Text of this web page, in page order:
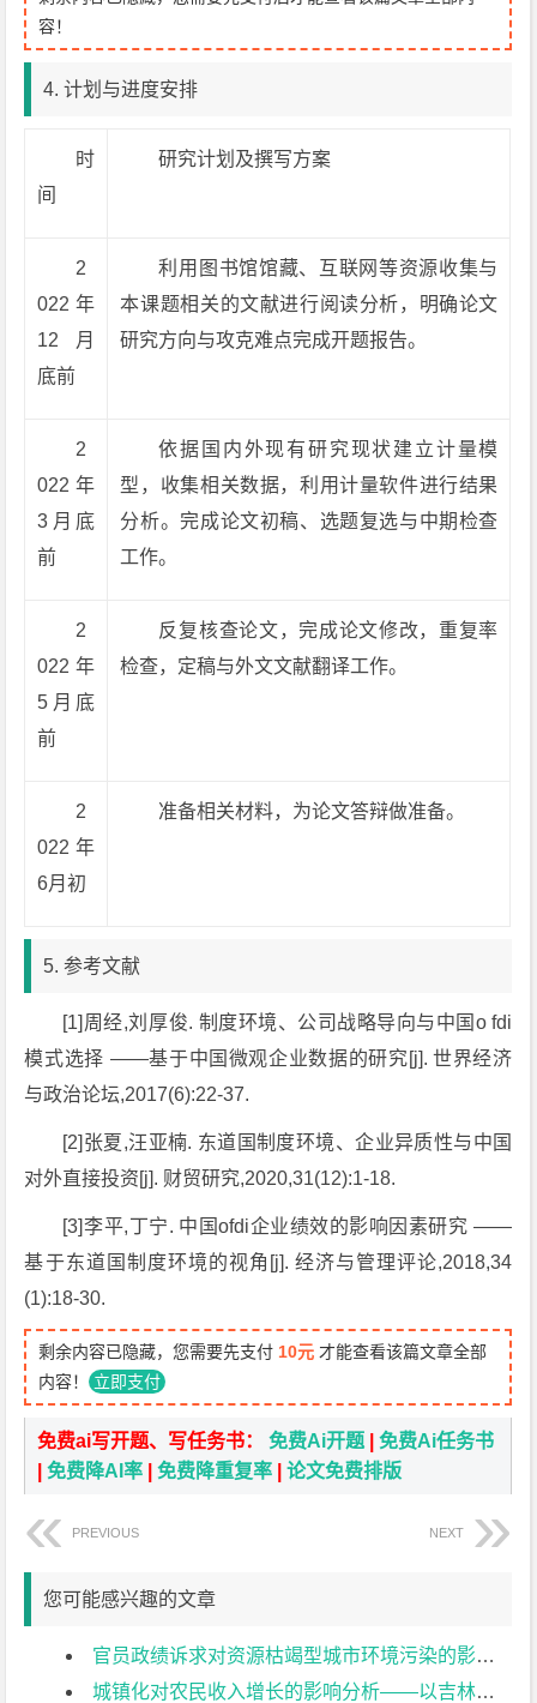
容！
4. 计划与进度安排
时
间
研究计划及撰写方案
2
022年
12月
底前
利用图书馆馆藏、互联网等资源收集与
本课题相关的文献进行阅读分析，明确论文
研究方向与攻克难点完成开题报告。
2
022年
3月底
前
依据国内外现有研究现状建立计量模
型，收集相关数据，利用计量软件进行结果
分析。完成论文初稿、选题复选与中期检查
工作。
2
022年
5月底
前
反复核查论文，完成论文修改，重复率
检查，定稿与外文文献翻译工作。
2
022年
6月初
准备相关材料，为论文答辩做准备。
5. 参考文献
[1]周经,刘厚俊. 制度环境、公司战略导向与中国o fdi
模式选择 ——基于中国微观企业数据的研究[j]. 世界经济
与政治论坛,2017(6):22-37.
[2]张夏,汪亚楠. 东道国制度环境、企业异质性与中国
对外直接投资[j]. 财贸研究,2020,31(12):1-18.
[3]李平,丁宁. 中国ofdi企业绩效的影响因素研究 ——
基于东道国制度环境的视角[j]. 经济与管理评论,2018,34
(1):18-30.
剩余内容已隐藏，您需要先支付 10元 才能查看该篇文章全部
内容！ 立即支付
免费ai写开题、写任务书：免费Ai开题 |免费Ai任务书
|免费降AI率 |免费降重复率 |论文免费排版
PREVIOUS NEXT
您可能感兴趣的文章
官员政绩诉求对资源枯竭型城市环境污染的影响：基于面板数据的实证研究开题报告
城镇化对农民收入增长的影响分析——以吉林省为例开题报告